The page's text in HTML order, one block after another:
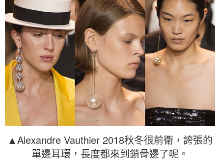
▲Alexandre Vauthier 2018秋冬很前衛，誇張的
單邊耳環，長度都來到鎖骨邊了呢。